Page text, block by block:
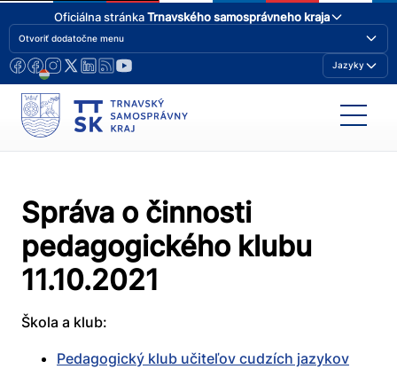
Oficiálna stránkaTrnavského samosprávneho kraja
Otvoriť dodatočne menu
Jazyky
Správa o činnosti
pedagogického klubu
11.10.2021
Škola a klub:
Pedagogický klub učiteľov cudzích jazykov